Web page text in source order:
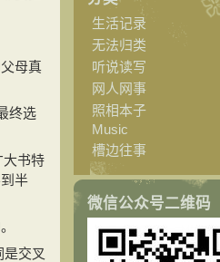
母真
终选
大书特
半
交叉
生活记录
无法归类
听说读写
网人网事
照相本子
Music
槽边往事
微信公众号二维码